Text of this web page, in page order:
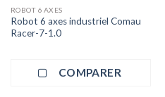
ROBOT 6 AXES
Robot 6 axes industriel Comau
Racer-7-1.0
COMPARER